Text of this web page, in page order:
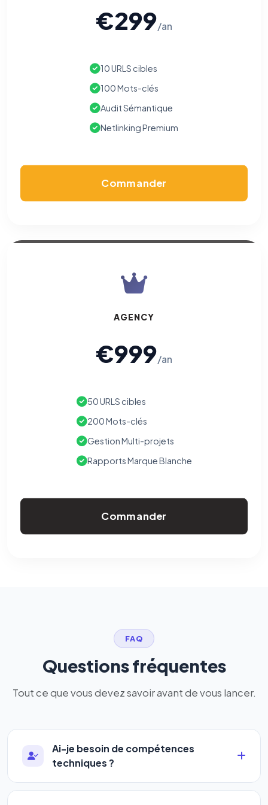
€299/an
10 URLS cibles
100 Mots-clés
Audit Sémantique
Netlinking Premium
Commander
AGENCY
€999/an
50 URLS cibles
200 Mots-clés
Gestion Multi-projets
Rapports Marque Blanche
Commander
FAQ
Questions fréquentes
Tout ce que vous devez savoir avant de vous lancer.
Ai-je besoin de compétences
techniques ?
Absolument pas. Notre logiciel a été conçu pour